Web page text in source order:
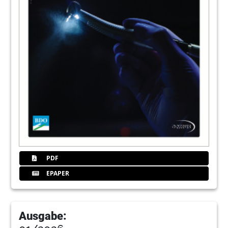
Individualität und Vorhersagbarkeit in der
Implantologie - warum oder warum nicht?
Implantologie beginnt im Implantat
Dr. Dr. Steffen Hohl/Buxtehude
Herstellerinformationen
Jubiläum: 25 Jahre BDO Tageskurs
Traumatologie
Dr. Dr. Wolfgang Jakobs/Speicher, Dr. Martin
Ullner/Hochheim
47Mehr als 500 Teilnehmer beim
Jubiläumskongress des BDO in Berlin -
Berufsverband
PDF
EPAPER
Ausgabe: